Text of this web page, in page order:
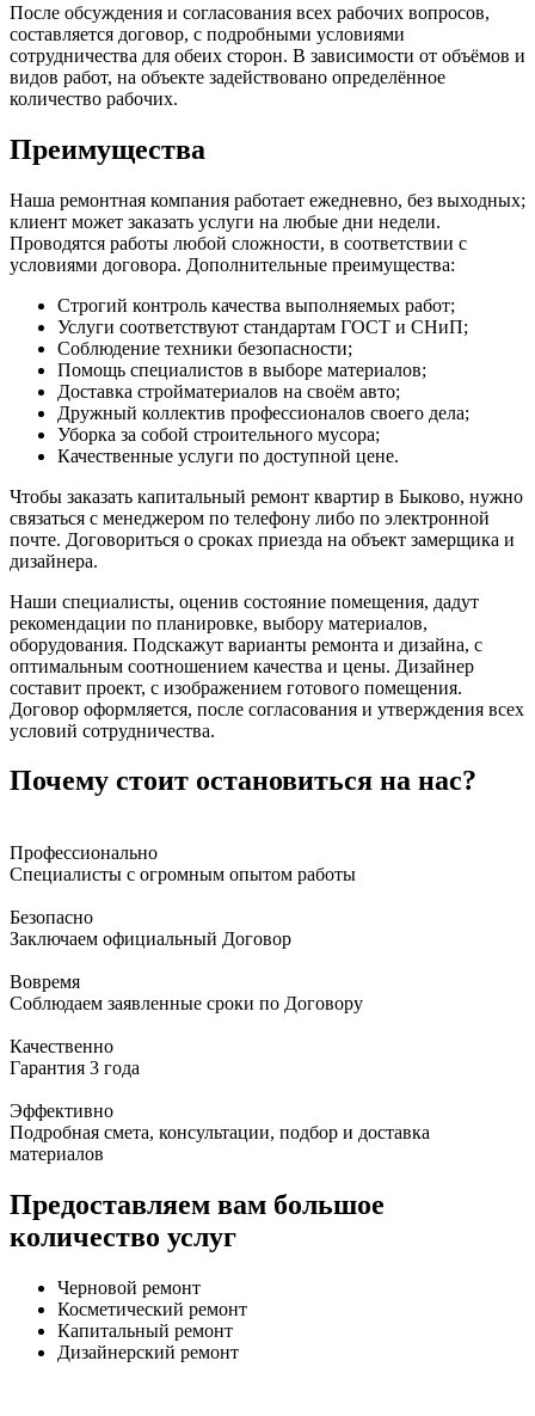
После обсуждения и согласования всех рабочих вопросов,
составляется договор, с подробными условиями
сотрудничества для обеих сторон. В зависимости от объёмов и
видов работ, на объекте задействовано определённое
количество рабочих.
Преимущества
Наша ремонтная компания работает ежедневно, без выходных;
клиент может заказать услуги на любые дни недели.
Проводятся работы любой сложности, в соответствии с
условиями договора. Дополнительные преимущества:
Строгий контроль качества выполняемых работ;
Услуги соответствуют стандартам ГОСТ и СНиП;
Соблюдение техники безопасности;
Помощь специалистов в выборе материалов;
Доставка стройматериалов на своём авто;
Дружный коллектив профессионалов своего дела;
Уборка за собой строительного мусора;
Качественные услуги по доступной цене.
Чтобы заказать капитальный ремонт квартир в Быково, нужно
связаться с менеджером по телефону либо по электронной
почте. Договориться о сроках приезда на объект замерщика и
дизайнера.
Наши специалисты, оценив состояние помещения, дадут
рекомендации по планировке, выбору материалов,
оборудования. Подскажут варианты ремонта и дизайна, с
оптимальным соотношением качества и цены. Дизайнер
составит проект, с изображением готового помещения.
Договор оформляется, после согласования и утверждения всех
условий сотрудничества.
Почему стоит остановиться на нас?
Профессионально
Специалисты с огромным опытом работы
Безопасно
Заключаем официальный Договор
Вовремя
Соблюдаем заявленные сроки по Договору
Качественно
Гарантия 3 года
Эффективно
Подробная смета, консультации, подбор и доставка
материалов
Предоставляем вам большое
количество услуг
Черновой ремонт
Косметический ремонт
Капитальный ремонт
Дизайнерский ремонт